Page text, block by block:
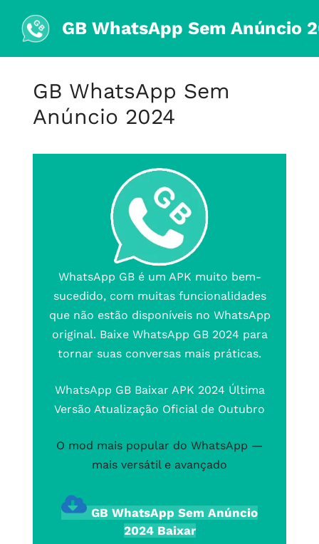
content
GB WhatsApp Sem Anúncio
GB WhatsApp Sem
Anúncio 2024
WhatsApp GB é um APK muito bem-
sucedido, com muitas funcionalidades
que não estão disponíveis no WhatsApp
original. Baixe WhatsApp GB 2024 para
tornar suas conversas mais práticas.
WhatsApp GB Baixar APK 2024 Última
Versão Atualização Oficial de Outubro
O mod mais popular do WhatsApp —
mais versátil e avançado
GB WhatsApp Sem Anúncio
2024 Baixar